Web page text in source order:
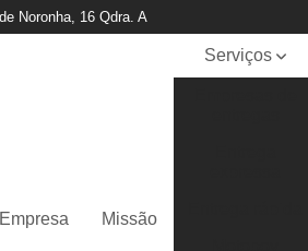
Noronha, 16 Qdra. A
Empresa Missão
Serviços